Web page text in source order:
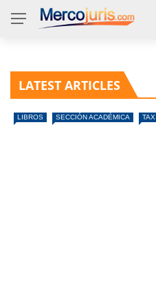
LATEST ARTICLES
LIBROS SECCIÓN ACADÉMICA TAX